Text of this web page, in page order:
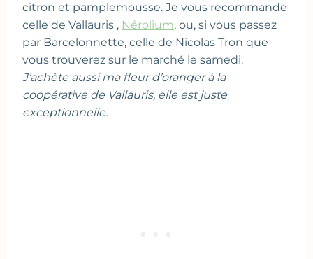
citron et pamplemousse. Je vous recommande
celle de Vallauris , Nérolium, ou, si vous passez
par Barcelonnette, celle de Nicolas Tron que
vous trouverez sur le marché le samedi.
J’achète aussi ma fleur d’oranger à la
coopérative de Vallauris, elle est juste
exceptionnelle.